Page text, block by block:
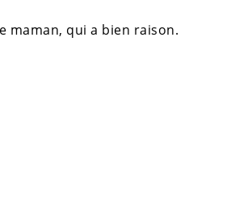
maman, qui a bien raison.